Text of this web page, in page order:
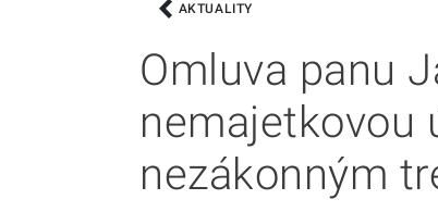
AKTUALITY
Omluva panu
nemajetkovou
nezákonným